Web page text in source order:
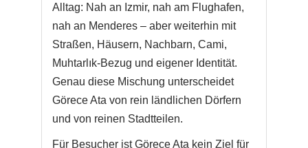
Alltag: Nah an Izmir, nah am Flughafen,
nah an Menderes – aber weiterhin mit
Straßen, Häusern, Nachbarn, Cami,
Muhtarlık-Bezug und eigener Identität.
Genau diese Mischung unterscheidet
Görece Ata von rein ländlichen Dörfern
und von reinen Stadtteilen.
Für Besucher ist Görece Ata kein Ziel für